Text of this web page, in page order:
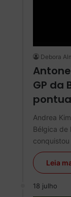
Debora
GP da
Andrea
Bélgica de
Leia
18 julho